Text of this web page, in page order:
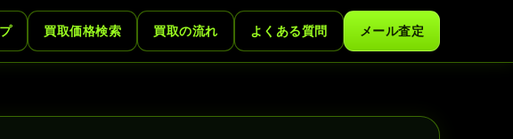
買取価格検索 買取の流れ よくある質問 メール査定